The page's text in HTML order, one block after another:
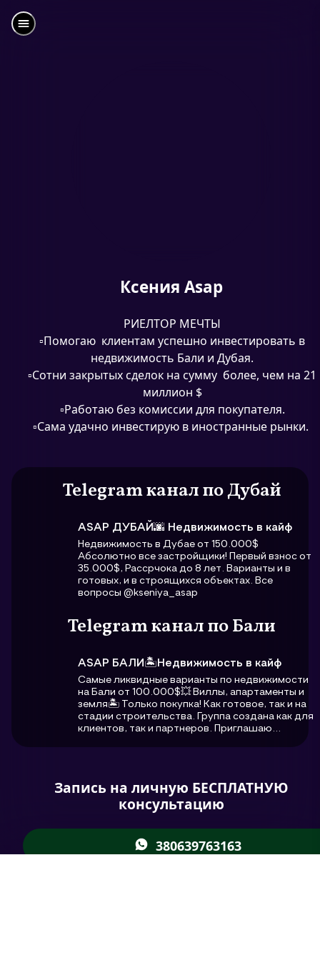
Ксения Asap
РИЕЛТОР МЕЧТЫ
▫Помогаю клиентам успешно инвестировать в
недвижимость Бали и Дубая.
▫Сотни закрытых сделок на сумму более, чем на 21
миллион $
▫Работаю без комиссии для покупателя.
▫Сама удачно инвестирую в иностранные рынки.
Telegram канал по Дубай
ASAP ДУБАЙ🌆 Недвижимость в кайф
Недвижимость в Дубае от 150.000$
Абсолютно все застройщики! Первый взнос от
35.000$, Рассрчока до 8 лет. Варианты и в
готовых, и в строящихся объектах. Все
вопросы @kseniya_asap
Telegram канал по Бали
ASAP БАЛИ🏝Недвижимость в кайф
Самые ликвидные варианты по недвижимости
на Бали от 100.000$💥 Виллы, апартаменты и
земля🏝 Только покупка! Как готовое, так и на
стадии строительства. Группа создана как для
клиентов, так и партнеров. Приглашаю...
Запись на личную БЕСПЛАТНУЮ
консультацию
380639763163